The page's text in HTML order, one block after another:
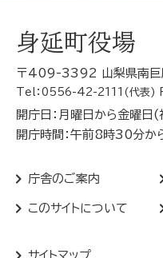
身延町役場
〒409-3392 山梨県南巨
Tel：0556-42-2111(代表)
開庁日：月曜日から金曜日
開庁時間：午前8時30分
庁舎のご案内
このサイトについて
サイトマップ